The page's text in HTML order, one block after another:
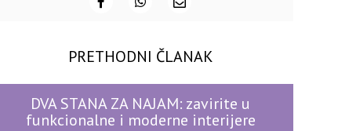
PRETHODNI ČLANAK
DVA STANA ZA NAJAM: zavirite u
funkcionalne i moderne interijere